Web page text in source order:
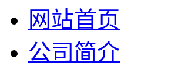
网站首页
公司简介